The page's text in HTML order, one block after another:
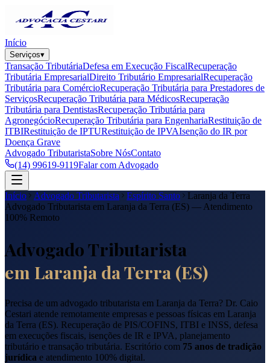
Início
Serviços▾
Transação TributáriaDefesa em Execução FiscalRecuperação
Tributária EmpresarialDireito Tributário EmpresarialRecuperação
Tributária para ComércioRecuperação Tributária para Prestadores de
ServiçosRecuperação Tributária para MédicosRecuperação
Tributária para DentistasRecuperação Tributária para
AgronegócioRecuperação Tributária para EngenhariaRestituição de
ITBIRestituição de IPTURestituição de IPVAIsenção do IR por
Doença Grave
Advogado TributaristaSobre NósContato
(14) 99619-9119Falar com Advogado
Início Advogado Tributarista Espírito Santo
Laranja da Terra
Advogado Tributarista em Laranja da Terra (ES) — Atendimento
100% Remoto
Advogado Tributarista
em Laranja da Terra (ES)
Precisa de um advogado tributarista em Laranja da Terra? Dr. Caio
Cestari atende remotamente empresas e pessoas físicas em Laranja
da Terra (ES). Recuperação de PIS/COFINS, ITBI e INSS, defesa
em execuções fiscais, isenções de IR e IPVA, planejamento
tributário e transação tributária. Escritório com 75 anos de tradição
jurídica e atendimento 100% digital.